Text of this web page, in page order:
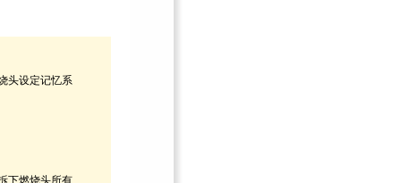
头设定记忆系
下燃烧头所有